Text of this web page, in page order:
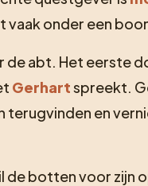
vaak onder een
abt. Het eerste
Gerhartspreekt.
en
de botten voor